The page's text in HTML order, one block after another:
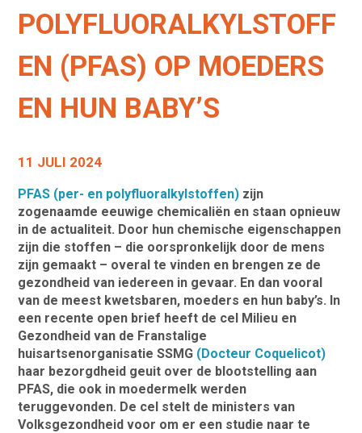
POLYFLUORALKYLSTOFF
EN (PFAS) OP MOEDERS
EN HUN BABY’S
11 JULI 2024
PFAS (per- en polyfluoralkylstoffen) zijn
zogenaamde eeuwige chemicaliën en staan opnieuw
in de actualiteit. Door hun chemische eigenschappen
zijn die stoffen – die oorspronkelijk door de mens
zijn gemaakt – overal te vinden en brengen ze de
gezondheid van iedereen in gevaar. En dan vooral
van de meest kwetsbaren, moeders en hun baby’s. In
een recente open brief heeft de cel Milieu en
Gezondheid van de Franstalige
huisartsenorganisatie SSMG (Docteur Coquelicot)
haar bezorgdheid geuit over de blootstelling aan
PFAS, die ook in moedermelk werden
teruggevonden. De cel stelt de ministers van
Volksgezondheid voor om er een studie naar te